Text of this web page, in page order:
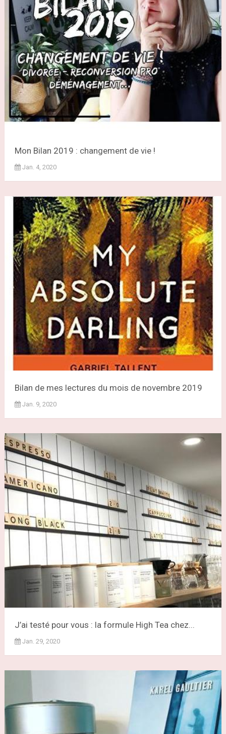
Mon Bilan 2019 : changement de vie !
Jan. 4, 2020
Bilan de mes lectures du mois de novembre 2019
Jan. 9, 2020
J’ai testé pour vous : la formule High Tea chez...
Jan. 29, 2020